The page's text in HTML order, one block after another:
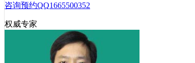
咨询预约QQ1665500352
权威专家